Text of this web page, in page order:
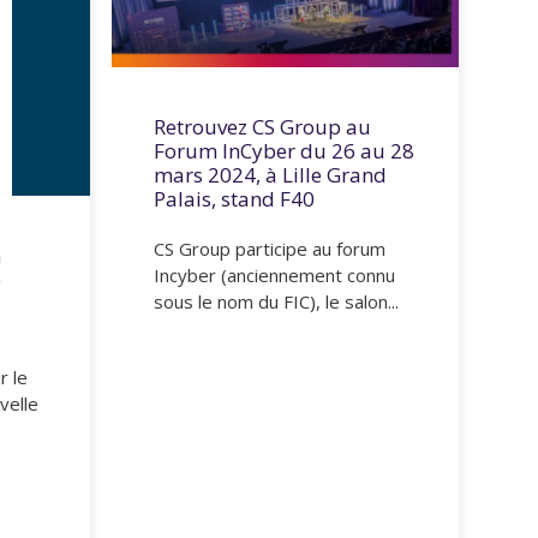
le
Retrouvez CS Group au
Forum InCyber du 26 au 28
mars 2024, à Lille Grand
Palais, stand F40
CS Group participe au forum
Incyber (anciennement connu
sous le nom du FIC), le salon...